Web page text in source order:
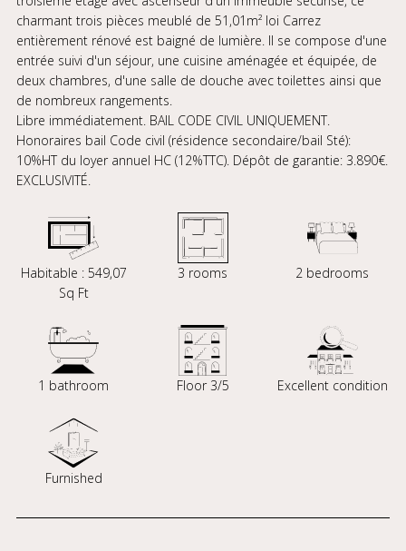
charmant trois pièces meublé de 51,01m² loi Carrez
entièrement rénové est baigné de lumière. Il se compose d'une
entrée suivi d'un séjour, une cuisine aménagée et équipée, de
deux chambres, d'une salle de douche avec toilettes ainsi que
de nombreux rangements.
Libre immédiatement. BAIL CODE CIVIL UNIQUEMENT.
Honoraires bail Code civil (résidence secondaire/bail Sté):
10%HT du loyer annuel HC (12%TTC). Dépôt de garantie: 3.890€.
EXCLUSIVITÉ.
Habitable : 549,07
Sq Ft
3 rooms 2 bedrooms
1 bathroom Floor 3/5 Excellent condition
Furnished